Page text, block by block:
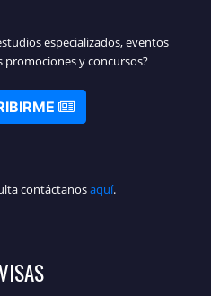
especializados, eventos
y concursos?
contáctanosaquí.